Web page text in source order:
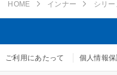
HOME インナー シリ
ご利用にあたって 個人情報